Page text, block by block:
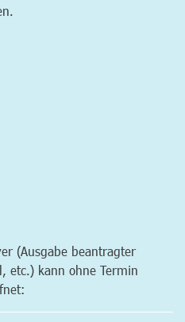
(Ausgabe beantragter
etc.) kann ohne Termin